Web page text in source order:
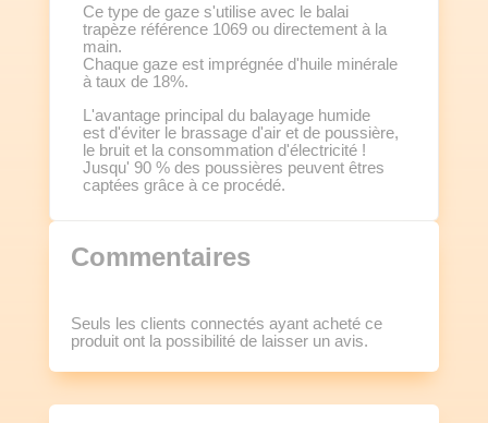
Ce type de gaze s'utilise avec le balai
trapèze référence 1069 ou directement à la
main.
Chaque gaze est imprégnée d'huile minérale
à taux de 18%.
L'avantage principal du balayage humide
est d'éviter le brassage d'air et de poussière,
le bruit et la consommation d'électricité !
Jusqu' 90 % des poussières peuvent êtres
captées grâce à ce procédé.
Commentaires
Seuls les clients connectés ayant acheté ce
produit ont la possibilité de laisser un avis.